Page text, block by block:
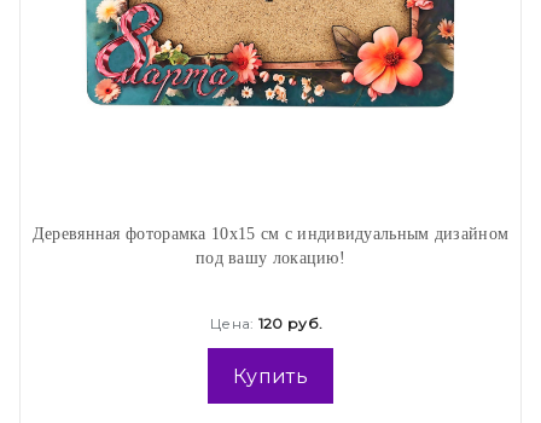
Деревянная фоторамка 10х15 см с индивидуальным дизайном
под вашу локацию!
Цена: 120 руб.
Купить